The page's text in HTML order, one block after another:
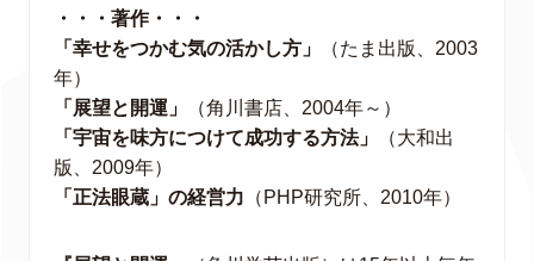
・・・著作・・・
「幸せをつかむ気の活かし方」
（たま出版、2003
年）
「展望と開運」
（角川書店、2004年～）
「宇宙を味方につけて成功する方法」
（大和出
版、2009年）
「正法眼蔵」の経営力 （PHP研究所、2010年）